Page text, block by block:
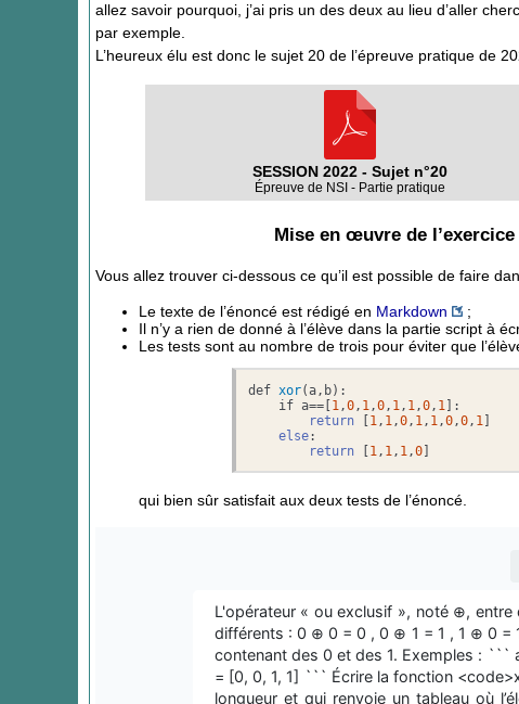
allez savoir pourquoi, j’ai pris un des deux au lieu d’aller
par exemple.
L’heureux élu est donc le sujet 20 de l’épreuve pratique de
SESSION 2022 - Sujet n°20
Épreuve de NSI - Partie pratique
Mise en œuvre de
Vous allez trouver ci-dessous ce qu’il est possible de faire
Le texte de l’énoncé est rédigé en Markdown
;
Il n’y a rien de donné à l’élève dans la partie script à
Les tests sont au nombre de trois pour éviter que
def xor(a,b) :
    if a=
=[1 ,0 , 1 ,0 , 1 , 1 ,0 , 1 ]:
return [1 , 1 ,0 , 1 , 1 ,0 ,0 , 1 ]
else:
return [1 , 1 , 1 ,0]
qui bien sûr satisfait aux deux tests de l’énoncé.